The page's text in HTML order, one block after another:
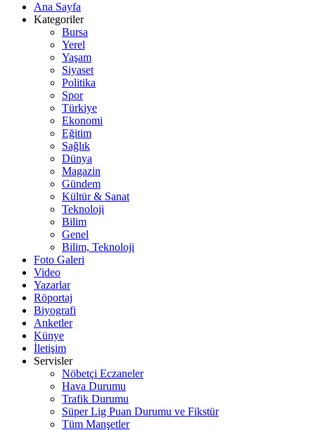
Ana Sayfa
Kategoriler
Bursa
Yerel
Yaşam
Siyaset
Politika
Spor
Türkiye
Ekonomi
Eğitim
Sağlık
Dünya
Magazin
Gündem
Kültür & Sanat
Teknoloji
Bilim
Genel
Bilim, Teknoloji
Foto Galeri
Video
Yazarlar
Röportaj
Biyografi
Anketler
Künye
İletişim
Servisler
Nöbetçi Eczaneler
Hava Durumu
Trafik Durumu
Süper Lig Puan Durumu ve Fikstür
Tüm Manşetler